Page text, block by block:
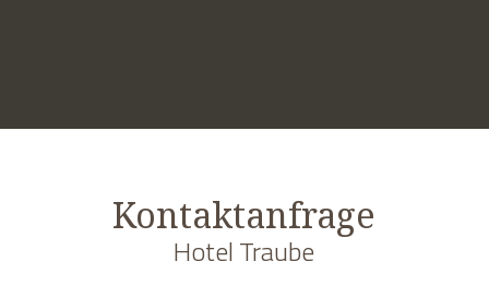
Kontaktanfrage
Hotel Traube